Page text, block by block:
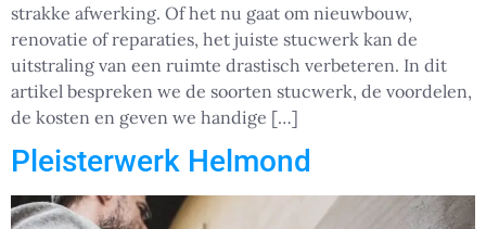
strakke afwerking. Of het nu gaat om nieuwbouw,
renovatie of reparaties, het juiste stucwerk kan de
uitstraling van een ruimte drastisch verbeteren. In dit
artikel bespreken we de soorten stucwerk, de voordelen,
de kosten en geven we handige […]
Pleisterwerk Helmond